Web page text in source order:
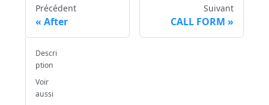
Précédent
After
Suivant
CALL FORM
Descri
ption
Voir
aussi